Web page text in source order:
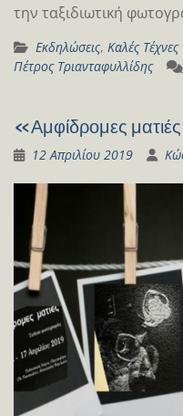
την ταξιδιωτική
Εκδηλώσεις, Καλές Τέχνες
Πέτρος Τριανταφυλλίδης
«Αμφίδρομες
12 Απριλίου 2019